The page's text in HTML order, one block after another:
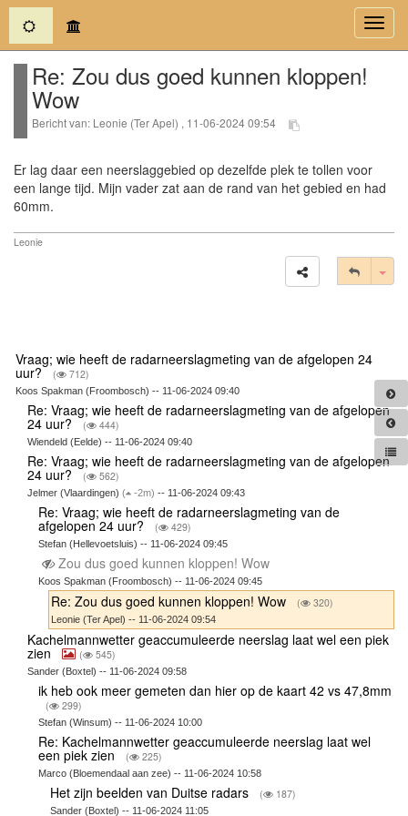
(current)
Re: Zou dus goed kunnen kloppen!
Wow
Bericht van: Leonie (Ter Apel) , 11-06-2024 09:54
Er lag daar een neerslaggebied op dezelfde plek te tollen voor
een lange tijd. Mijn vader zat aan de rand van het gebied en had
60mm.
Leonie
Vraag; wie heeft de radarneerslagmeting van de afgelopen 24
uur? ( 712)
Koos Spakman (Froombosch) -- 11-06-2024 09:40
Re: Vraag; wie heeft de radarneerslagmeting van de afgelopen
24 uur? ( 444)
Wiendeld (Eelde) -- 11-06-2024 09:40
Re: Vraag; wie heeft de radarneerslagmeting van de afgelopen
24 uur? ( 562)
Jelmer (Vlaardingen) ( -2m) -- 11-06-2024 09:43
Re: Vraag; wie heeft de radarneerslagmeting van de
afgelopen 24 uur? ( 429)
Stefan (Hellevoetsluis) -- 11-06-2024 09:45
Zou dus goed kunnen kloppen! Wow
Koos Spakman (Froombosch) -- 11-06-2024 09:45
Re: Zou dus goed kunnen kloppen! Wow ( 320)
Leonie (Ter Apel) -- 11-06-2024 09:54
Kachelmannwetter geaccumuleerde neerslag laat wel een piek
zien ( 545)
Sander (Boxtel) -- 11-06-2024 09:58
ik heb ook meer gemeten dan hier op de kaart 42 vs 47,8mm
( 299)
Stefan (Winsum) -- 11-06-2024 10:00
Re: Kachelmannwetter geaccumuleerde neerslag laat wel
een piek zien ( 225)
Marco (Bloemendaal aan zee) -- 11-06-2024 10:58
Het zijn beelden van Duitse radars ( 187)
Sander (Boxtel) -- 11-06-2024 11:05